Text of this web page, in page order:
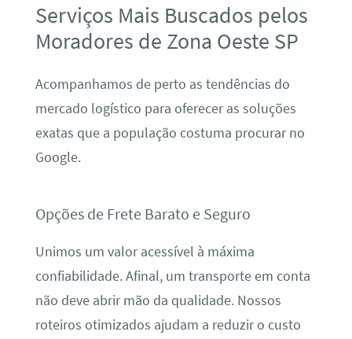
Serviços Mais Buscados pelos
Moradores de Zona Oeste SP
Acompanhamos de perto as tendências do
mercado logístico para oferecer as soluções
exatas que a população costuma procurar no
Google.
Opções de Frete Barato e Seguro
Unimos um valor acessível à máxima
confiabilidade. Afinal, um transporte em conta
não deve abrir mão da qualidade. Nossos
roteiros otimizados ajudam a reduzir o custo